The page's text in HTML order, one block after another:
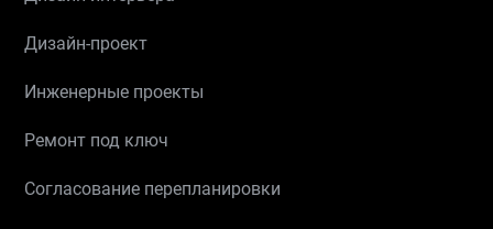
Дизайн-проект
Инженерные проекты
Ремонт под ключ
Согласование перепланировки